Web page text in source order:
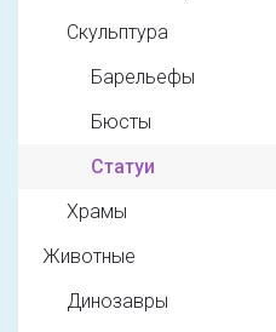
Скульптура
Барельефы
Бюсты
Статуи
Храмы
Животные
Динозавры